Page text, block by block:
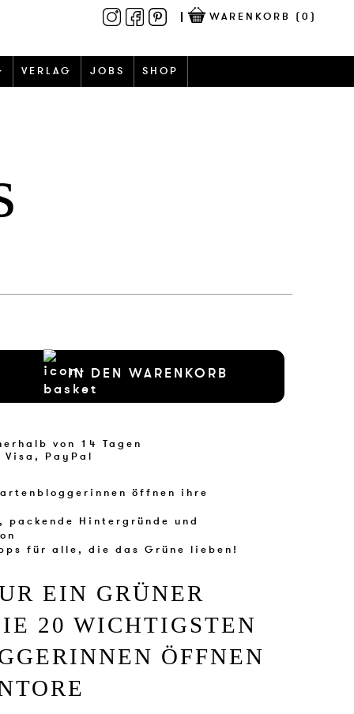
WARENKORB (0)
VERLAG JOBS SHOP
IN DEN WARENKORB
von 14 Tagen
PayPal
öffnen ihre
packende Hintergründe und
für alle, die das Grüne lieben!
EIN GRÜNER
20 WICHTIGSTEN
ÖFFNEN